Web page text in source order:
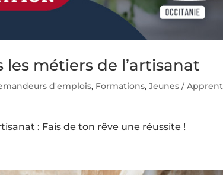
les métiers de l’artisanat
d'emplois, Formations,Jeunes /
: Fais de ton rêve une réussite !